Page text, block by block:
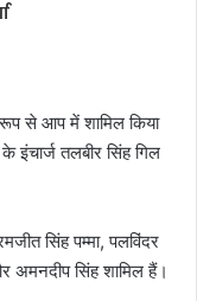
से आप में शामिल किया
तलबीर सिंह गिल
सिंह पम्मा, पलविंदर
अमनदीप सिंह शामिल हैं।